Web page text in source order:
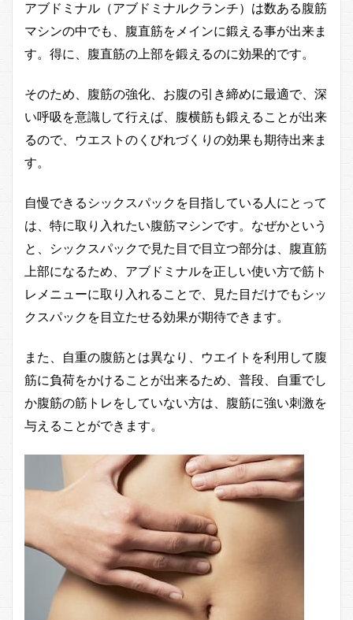
アブドミナル（アブドミナルクランチ）は数ある腹筋
マシンの中でも、腹直筋をメインに鍛える事が出来ま
す。得に、腹直筋の上部を鍛えるのに効果的です。
そのため、腹筋の強化、お腹の引き締めに最適で、深
い呼吸を意識して行えば、腹横筋も鍛えることが出来
るので、ウエストのくびれづくりの効果も期待出来ま
す。
自慢できるシックスパックを目指している人にとって
は、特に取り入れたい腹筋マシンです。なぜかという
と、シックスパックで見た目で目立つ部分は、腹直筋
上部になるため、アブドミナルを正しい使い方で筋ト
レメニューに取り入れることで、見た目だけでもシッ
クスパックを目立たせる効果が期待できます。
また、自重の腹筋とは異なり、ウエイトを利用して腹
筋に負荷をかけることが出来るため、普段、自重でし
か腹筋の筋トレをしていない方は、腹筋に強い刺激を
与えることができます。